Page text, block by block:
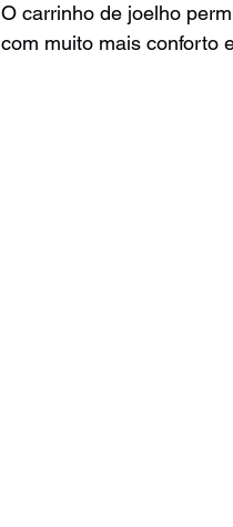
O carrinho de joelho
com muito mais conforto